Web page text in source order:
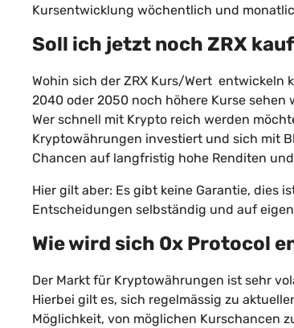
Kursentwicklung wöchentlich und
Soll ich jetzt noch ZRX
Wohin sich der ZRX Kurs/Wert entwickeln
2040 oder 2050 noch höhere Kurse sehen
Wer schnell mit Krypto reich werden
Kryptowährungen investiert und sich mit
Chancen auf langfristig hohe Renditen
Hier gilt aber: Es gibt keine Garantie, dies
Entscheidungen selbständig und auf
Wie wird sich 0x Protocol
Der Markt für Kryptowährungen ist sehr
Hierbei gilt es, sich regelmässig zu
Möglichkeit, von möglichen Kurschancen